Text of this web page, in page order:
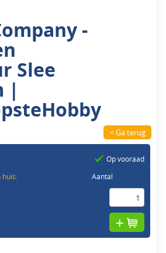
-
Slee
|
< Ga terug
Op vooraad
Aantal